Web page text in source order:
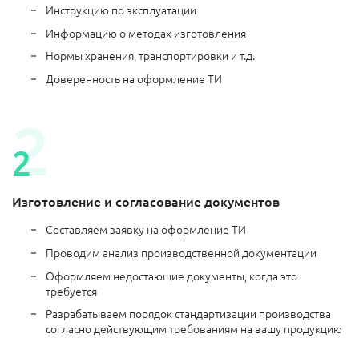
Инструкцию по эксплуатации
Информацию о методах изготовления
Нормы хранения, транспортировки и т.д.
Доверенность на оформление ТИ
Изготовление и согласование документов
Составляем заявку на оформление ТИ
Проводим анализ производственной документации
Оформляем недостающие документы, когда это
требуется
Разрабатываем порядок стандартизации производства
согласно действующим требованиям на вашу продукцию